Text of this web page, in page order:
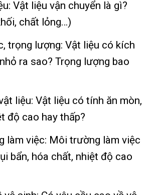
Vật liệu vận chuyển là gì?
chất lỏng…)
trọng lượng: Vật liệu có kích
ra sao? Trọng lượng bao
liệu: Vật liệu có tính ăn mòn,
độ cao hay thấp?
làm việc: Môi trường làm việc
bẩn, hóa chất, nhiệt độ cao